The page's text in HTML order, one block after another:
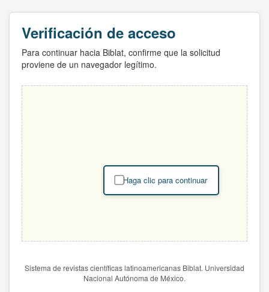
Verificación de acceso
Para continuar hacia Biblat, confirme que la solicitud
proviene de un navegador legítimo.
Haga clic para continuar
Sistema de revistas científicas latinoamericanas Biblat. Universidad
Nacional Autónoma de México.